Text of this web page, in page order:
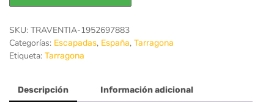
362€.301€.
SKU: TRAVENTIA-1952697883
Categorías: Escapadas, España, Tarragona
Etiqueta: Tarragona
Descripción Información adicional